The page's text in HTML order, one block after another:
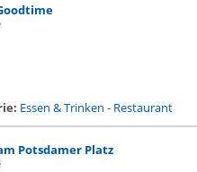
Essen & Trinken - Restaurant
Potsdamer Platz